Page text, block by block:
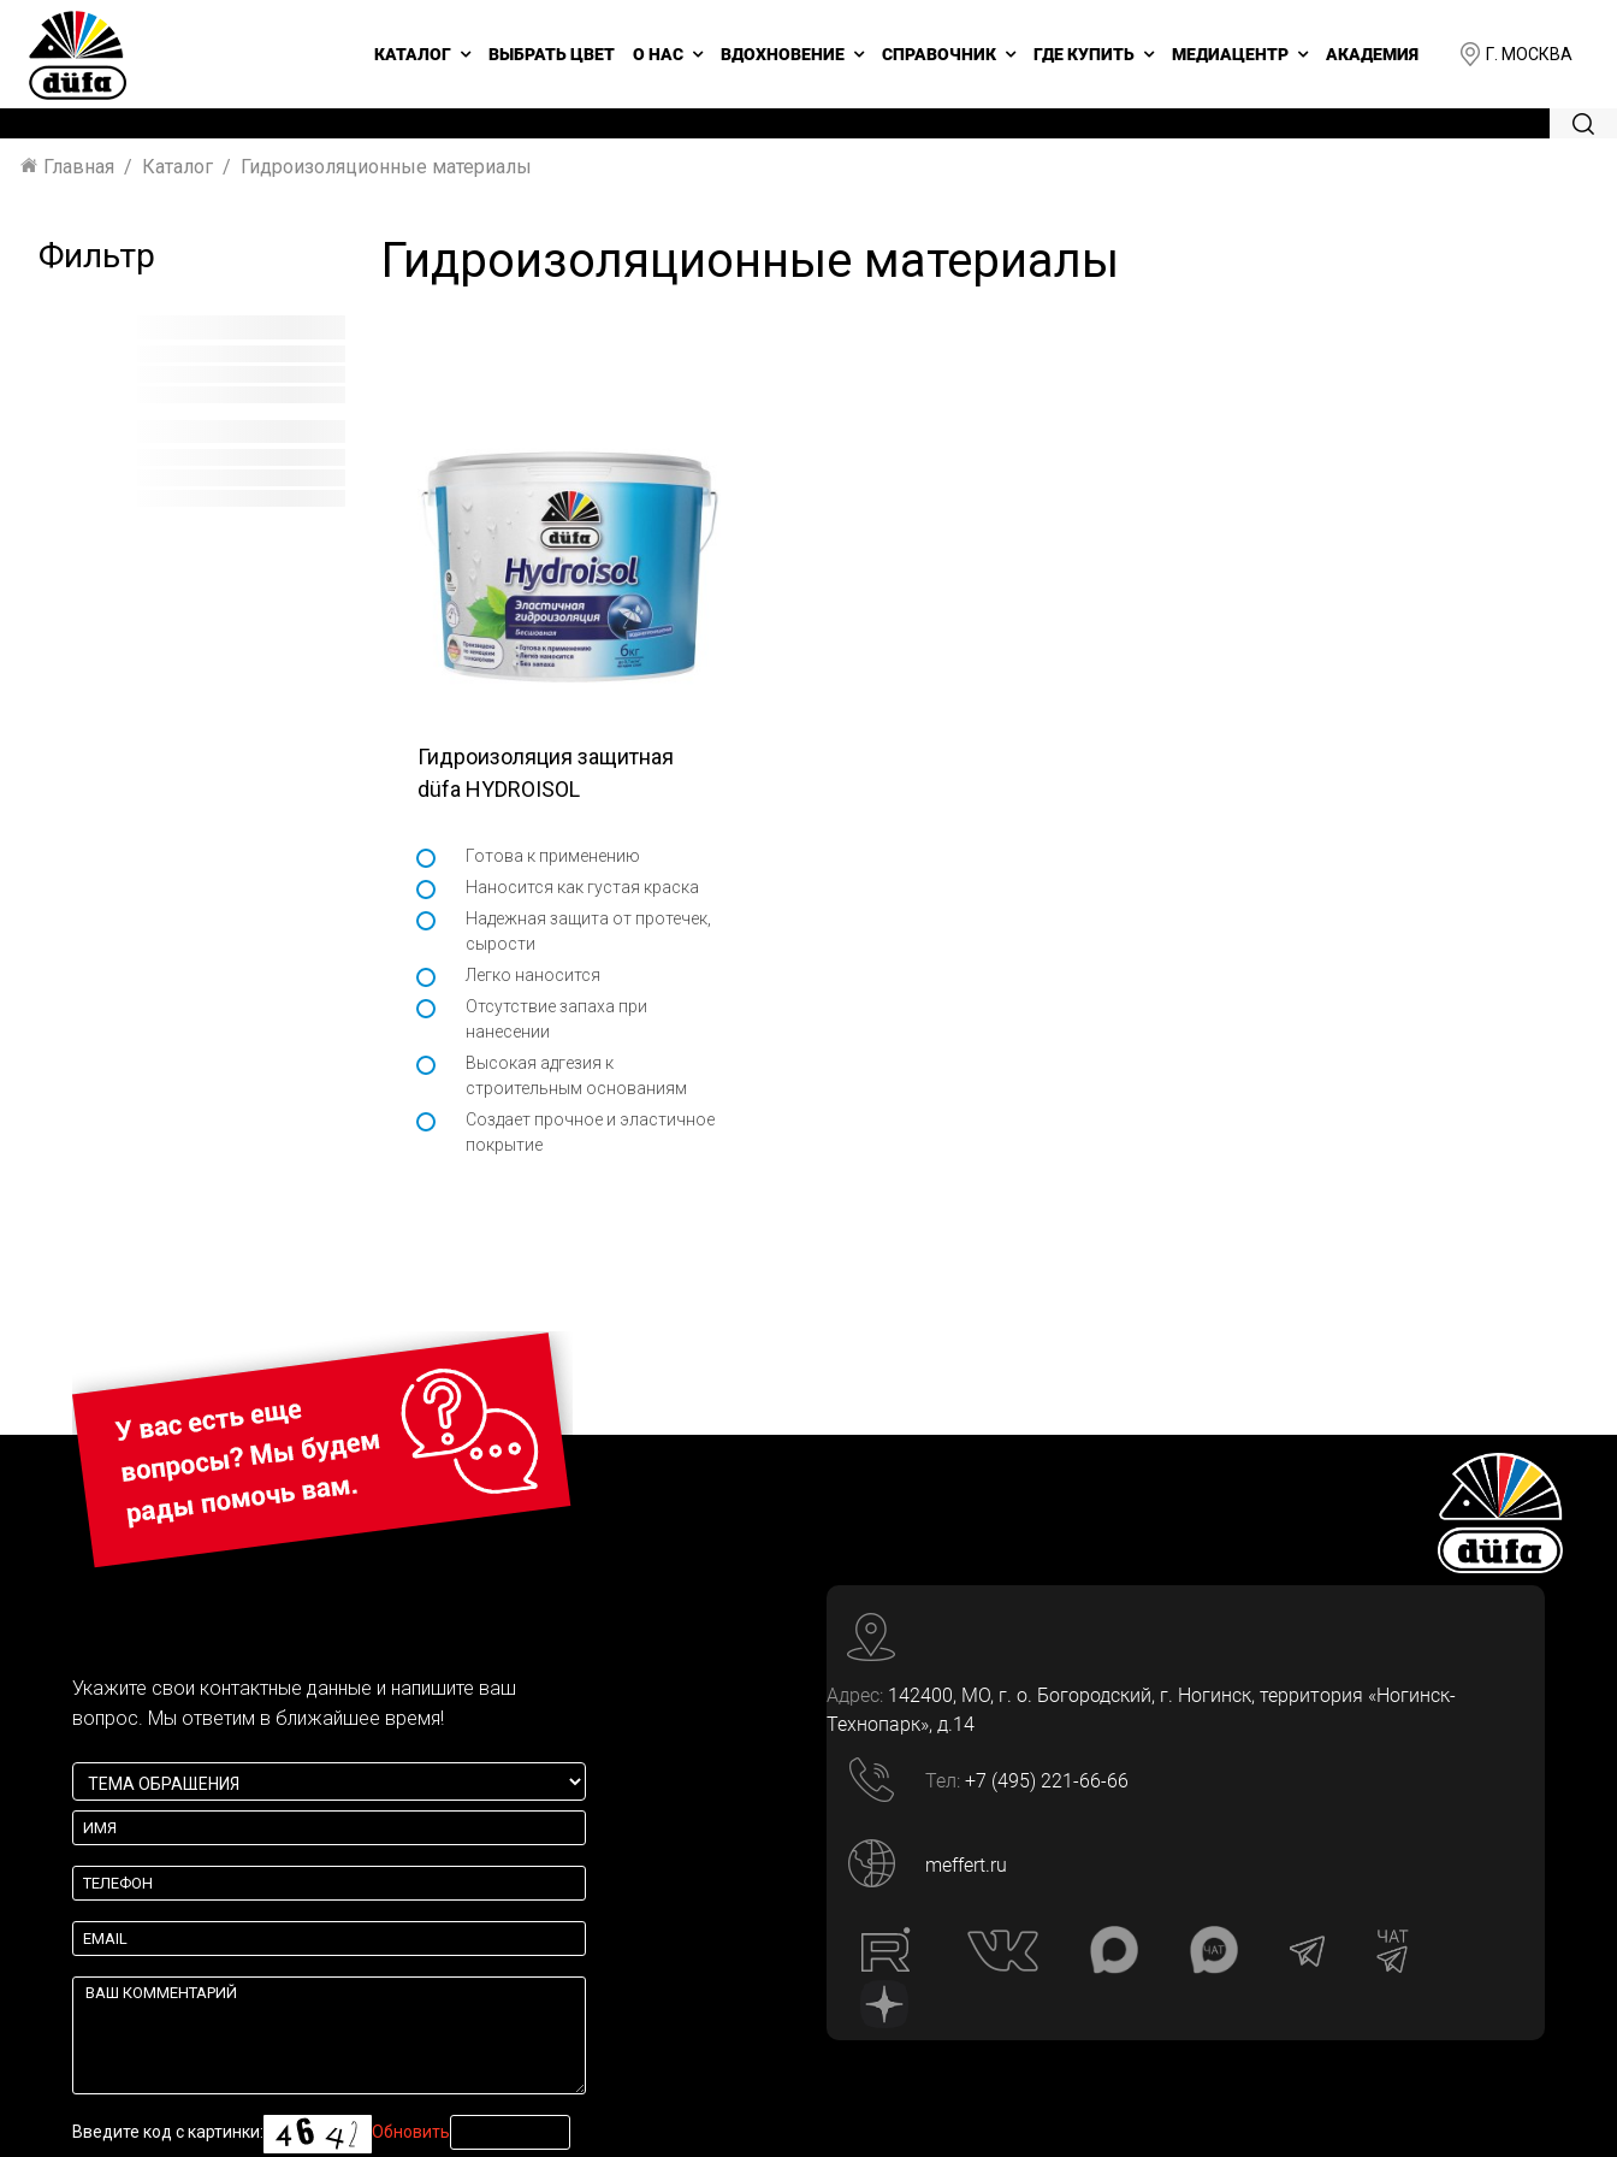
Г. МОСКВА
КАТАЛОГ ВЫБРАТЬ ЦВЕТ О НАС ВДОХНОВЕНИЕ СПРАВОЧНИК ГДЕ КУПИТЬ МЕДИАЦЕНТР АКАДЕМИЯ
Главная Каталог Гидроизоляционные материалы
Фильтр Гидроизоляционные материалы
Гидроизоляция защитная
düfa HYDROISOL
Готова к применению
Наносится как густая краска
Надежная защита от протечек,
сырости
Легко наносится
Отсутствие запаха при
нанесении
Высокая адгезия к
строительным основаниям
Cоздает прочное и эластичное
покрытие
Укажите свои контактные данные и напишите ваш
вопрос. Мы ответим в ближайшее время!
Введите код с картинки: Обновить
Адрес: 142400, МО, г. о. Богородский, г. Ногинск, территория «Ногинск-
Технопарк», д.14
Тел: +7 (495) 221-66-66
meffert.ru